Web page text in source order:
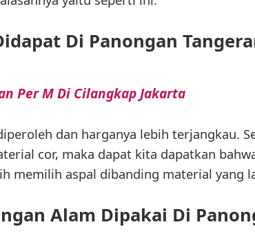
Di Panongan
Per M Di Cilangkap Jakarta
dan harganya lebih terjangkau.
cor, maka dapat kita dapatkan
memilih aspal dibanding material yang
Alam Dipakai Di